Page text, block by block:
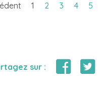
1 2 3 4 5
sur :